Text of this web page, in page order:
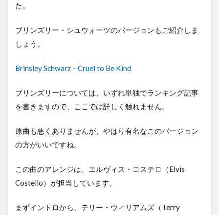
た。
ブリンズリー・シュウォーツのバージョンもご紹介しま
しょう。
Brinsley Schwarz – Cruel to Be Kind
ブリンズリーについては、いずれ単独でランキング記事
を書きますので、ここでは詳しく触れません。
原曲も悪くありませんが、やはり有名なこのバージョン
の方がいいですね。
この曲のアレンジは、エルヴィス・コステロ（Elvis
Costello）が担当しています。
まずイントロから、テリー・ウィリアムズ（Terry